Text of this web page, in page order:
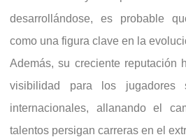
desarrollándose, es probable
como una figura clave en la
Además, su creciente reputación
visibilidad para los jugadores
internacionales, allanando el
talentos persigan carreras en el